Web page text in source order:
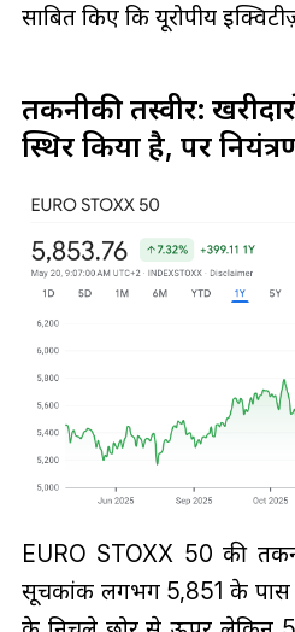
साबित किए कि यूरोपीय
तकनीकी तस्वीर:
स्थिर किया है, पर
EURO STOXX 50 की
सूचकांक लगभग 5,851 के पास